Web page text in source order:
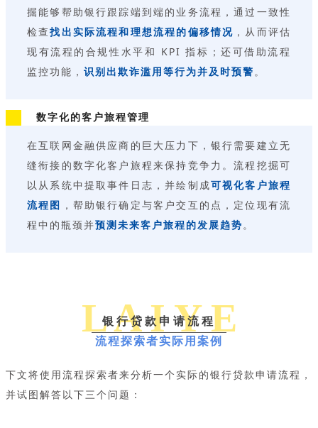
掘能够帮助银行跟踪端到端的业务流程，通过一致性
检查找出实际流程和理想流程的偏移情况 ，从而评估
现有流程的合规性水平和 KPI 指标；还可借助流程
监控功能， 识别出欺诈滥用等行为并及时预警。
数字化的客户旅程管理
在互联网金融供应商的巨大压力下，银行需要建立无
缝衔接的数字化客户旅程来保持竞争力。流程挖掘可
以从系统中提取事件日志，并绘制成可视化客户旅程
流程图 ，帮助银行确定与客户交互的点，定位现有流
程中的瓶颈并预测未来客户旅程的发展趋势。
L A I Y E
银行贷款申请流程
流程探索者实际用案例
下文将使用流程探索者来分析一个实际的银行贷款申请流程，
并试图解答以下三个问题：